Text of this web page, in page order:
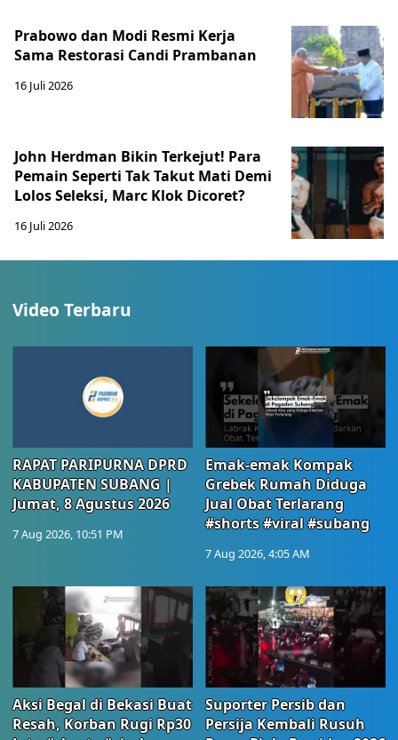
Prabowo dan Modi Resmi Kerja
Sama Restorasi Candi Prambanan
16 Juli 2026
John Herdman Bikin Terkejut! Para
Pemain Seperti Tak Takut Mati Demi
Lolos Seleksi, Marc Klok Dicoret?
16 Juli 2026
Video Terbaru
RAPAT PARIPURNA DPRD
KABUPATEN SUBANG |
Jumat, 8 Agustus 2026
7 Aug 2026, 10:51 PM
Emak-emak Kompak
Grebek Rumah Diduga
Jual Obat Terlarang
#shorts #viral #subang
7 Aug 2026, 4:05 AM
Aksi Begal di Bekasi Buat
Resah, Korban Rugi Rp30
Suporter Persib dan
Persija Kembali Rusuh